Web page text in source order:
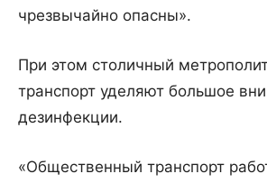
чрезвычайно опасны».
При этом столичный
транспорт уделяют большое
дезинфекции.
«Общественный транспорт